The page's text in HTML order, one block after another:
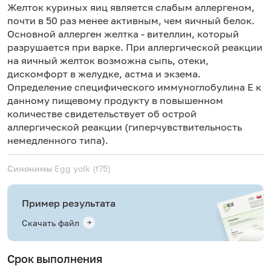
Желток куриных яиц является слабым аллергеном,
почти в 50 раз менее активным, чем яичный белок.
Основной аллерген желтка - вителлин, который
разрушается при варке. При аллергической реакции
на яичный желток возможна сыпь, отеки,
дискомфорт в желудке, астма и экзема.
Определение специфического иммуноглобулина Е к
данному пищевому продукту в повышенном
количестве свидетельствует об острой
аллергической реакции (гиперчувствительность
немедленного типа).
Синонимы Egg yolk (f75)
Пример результата
Скачать файл
Срок выполнения